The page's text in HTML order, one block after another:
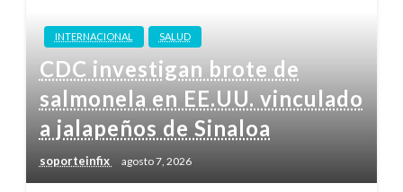
INTERNACIONAL SALUD
CDC investigan brote de
salmonela en EE.UU. vinculado
a jalapeños de Sinaloa
soporteinfix agosto 7, 2026